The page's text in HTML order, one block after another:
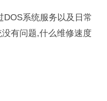
DOS系统服务以及日常
有问题,什么维修速度